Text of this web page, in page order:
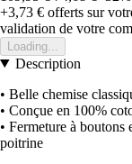
+3,73 € offerts sur
validation de votre
Loading...
Description
• Belle chemise
• Conçue en 100%
• Fermeture à boutons
poitrine